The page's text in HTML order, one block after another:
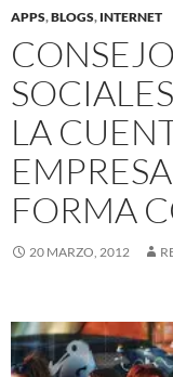
APPS,BLOGS, INTERNET
LA
FORMA
20 MARZO, 2012